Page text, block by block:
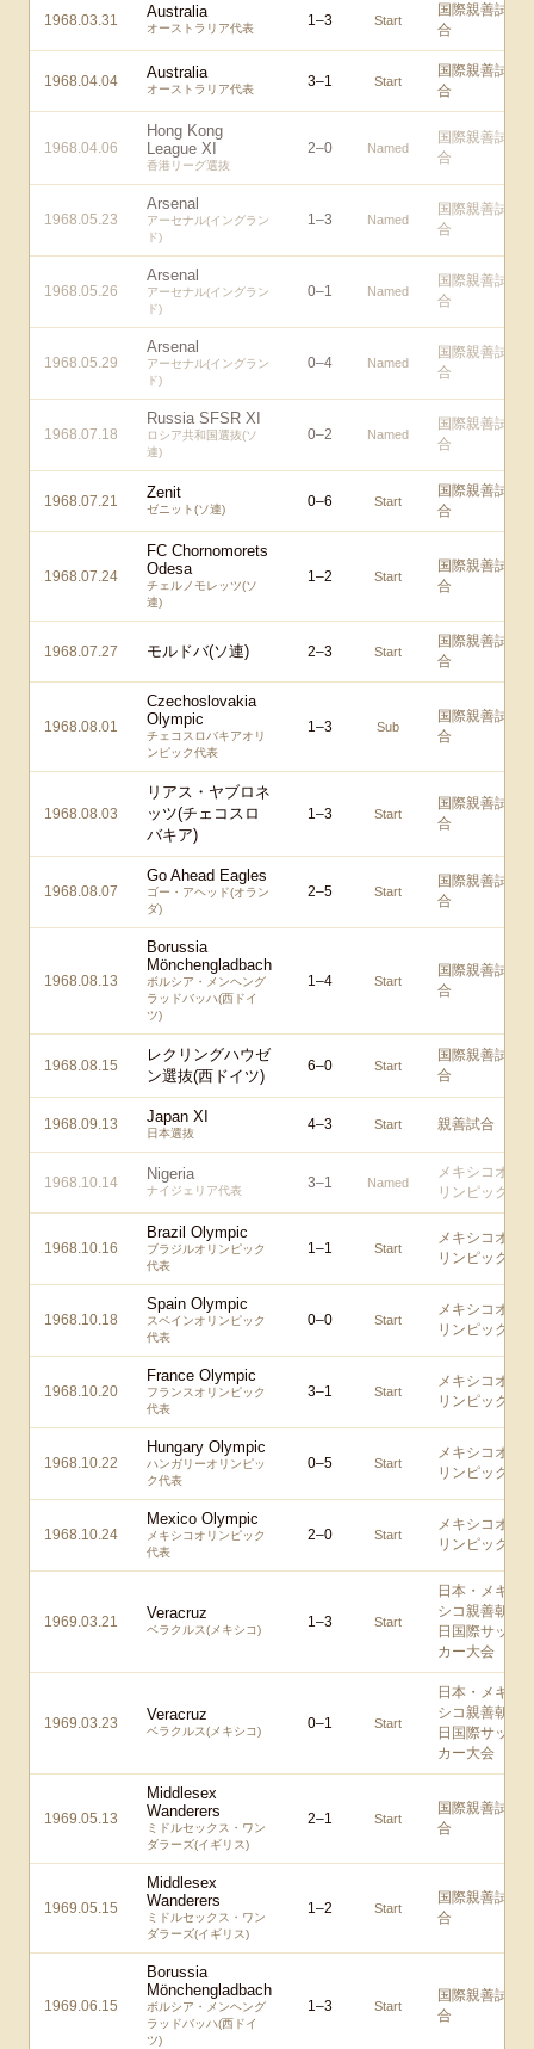
1968.03.31 Australia
オーストラリア代表 1–3 Start
国際親善試
合
1968.04.04 Australia
オーストラリア代表 3–1 Start
国際親善試
合
1968.04.06
Hong Kong
League XI
香港リーグ選抜
2–0 Named
国際親善試
合
1968.05.23
Arsenal
アーセナル(イングラン
ド)
1–3 Named
国際親善試
合
1968.05.26
Arsenal
アーセナル(イングラン
ド)
0–1 Named
国際親善試
合
1968.05.29
Arsenal
アーセナル(イングラン
ド)
0–4 Named
国際親善試
合
1968.07.18
Russia SFSR XI
ロシア共和国選抜(ソ
連)
0–2 Named
国際親善試
合
1968.07.21 Zenit
ゼニット(ソ連) 0–6 Start
国際親善試
合
1968.07.24
FC Chornomorets
Odesa
チェルノモレッツ(ソ
連)
1–2 Start
国際親善試
合
1968.07.27 モルドバ(ソ連) 2–3 Start
国際親善試
合
1968.08.01
Czechoslovakia
Olympic
チェコスロバキアオリ
ンピック代表
1–3 Sub
国際親善試
合
1968.08.03
リアス・ヤブロネ
ッツ(チェコスロ
バキア)
1–3 Start
国際親善試
合
1968.08.07
Go Ahead Eagles
ゴー・アヘッド(オラン
ダ)
2–5 Start
国際親善試
合
1968.08.13
Borussia
Mönchengladbach
ボルシア・メンヘング
ラッドバッハ(西ドイ
ツ)
1–4 Start
国際親善試
合
1968.08.15
レクリングハウゼ
ン選抜(西ドイツ)
6–0 Start
国際親善試
合
1968.09.13 Japan XI
日本選抜
4–3 Start 親善試合
1968.10.14 Nigeria
ナイジェリア代表 3–1 Named
メキシコオ
リンピック
1968.10.16
Brazil Olympic
ブラジルオリンピック
代表
1–1 Start
メキシコオ
リンピック
1968.10.18
Spain Olympic
スペインオリンピック
代表
0–0 Start
メキシコオ
リンピック
1968.10.20
France Olympic
フランスオリンピック
代表
3–1 Start
メキシコオ
リンピック
1968.10.22
Hungary Olympic
ハンガリーオリンピッ
ク代表
0–5 Start
メキシコオ
リンピック
1968.10.24
Mexico Olympic
メキシコオリンピック
代表
2–0 Start
メキシコオ
リンピック
1969.03.21 Veracruz
ベラクルス(メキシコ) 1–3 Start
日本・メキ
シコ親善朝
日国際サッ
カー大会
1969.03.23 Veracruz
ベラクルス(メキシコ) 0–1 Start
日本・メキ
シコ親善朝
日国際サッ
カー大会
1969.05.13
Middlesex
Wanderers
ミドルセックス・ワン
ダラーズ(イギリス)
2–1 Start
国際親善試
合
1969.05.15
Middlesex
Wanderers
ミドルセックス・ワン
ダラーズ(イギリス)
1–2 Start
国際親善試
合
1969.06.15
Borussia
Mönchengladbach
ボルシア・メンヘング
ラッドバッハ(西ドイ
ツ)
1–3 Start
国際親善試
合